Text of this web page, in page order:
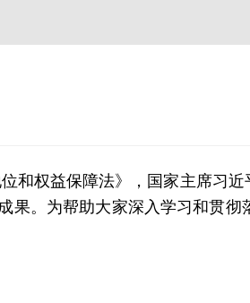
和权益保障法》，国家主席习
。为帮助大家深入学习和贯彻